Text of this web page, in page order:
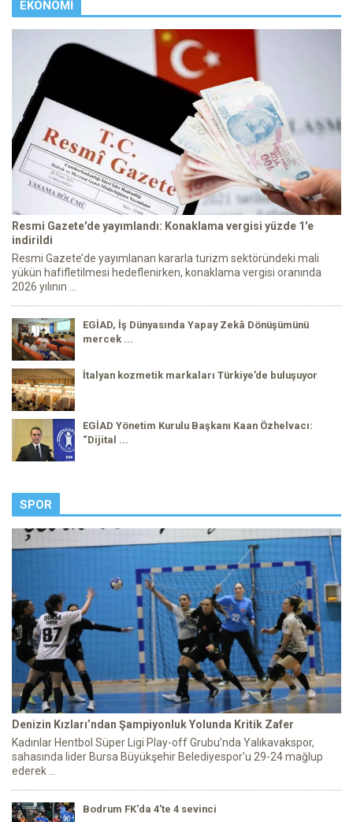
EKONOMI
Resmi Gazete'de yayımlandı: Konaklama vergisi yüzde 1'e
indirildi
Resmi Gazete’de yayımlanan kararla turizm sektöründeki mali
yükün hafifletilmesi hedeflenirken, konaklama vergisi oranında
2026 yılının ...
EGİAD, İş Dünyasında Yapay Zekâ Dönüşümünü
mercek ...
İtalyan kozmetik markaları Türkiye’de buluşuyor
EGİAD Yönetim Kurulu Başkanı Kaan Özhelvacı:
“Dijital ...
SPOR
Denizin Kızları’ndan Şampiyonluk Yolunda Kritik Zafer
Kadınlar Hentbol Süper Ligi Play-off Grubu’nda Yalıkavakspor,
sahasında lider Bursa Büyükşehir Belediyespor’u 29-24 mağlup
ederek ...
Bodrum FK'da 4'te 4 sevinci